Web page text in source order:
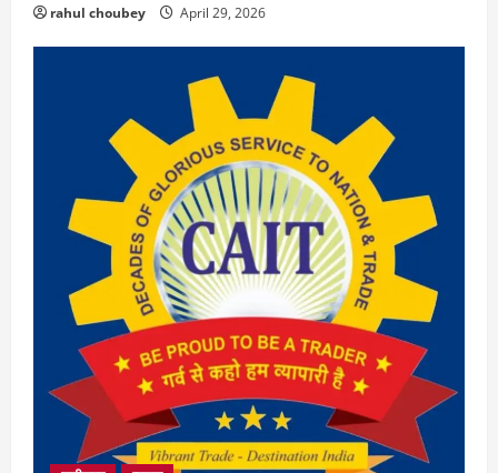
rahul choubey April 29, 2026
छत्तीसगढ़ राज्य लाइफ स्टाइल